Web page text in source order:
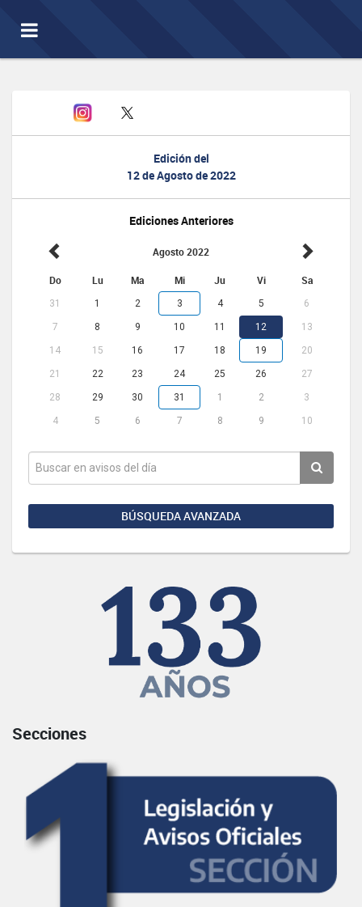
Toggle
navigation
Edición del
12 de Agosto de 2022
Ediciones Anteriores
Agosto 2022
Do Lu Ma Mi Ju Vi Sa
31 1 2 3 4 5 6
7 8 9 10 11 12 13
14 15 16 17 18 19 20
21 22 23 24 25 26 27
28 29 30 31 1 2 3
4 5 6 7 8 9 10
BÚSQUEDA AVANZADA
Secciones